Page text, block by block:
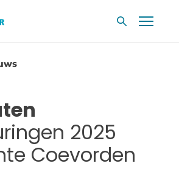
ZoekvakMenu
2025
Coevorden